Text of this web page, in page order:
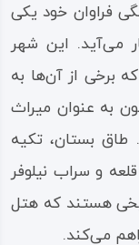
فراوان خود یکی
می‌آید. این شهر
برخی از آن‌ها به
به عنوان میراث
بستان، تکیه
و سراب نیلوفر
هستند که هتل
می‌کند.